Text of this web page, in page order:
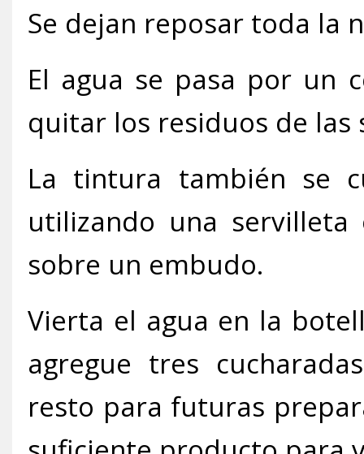
Se dejan reposar toda la
El agua se pasa por un
quitar los residuos de las
La tintura también se
utilizando una
sobre un embudo.
Vierta el agua en la
agregue tres
resto para futuras